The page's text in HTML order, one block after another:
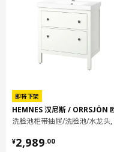
005.159.85
005.159.85
505.161.95
805.162.45
805.162.45
设计师理念
即将下架
¥2,989.00
¥ 2989.00